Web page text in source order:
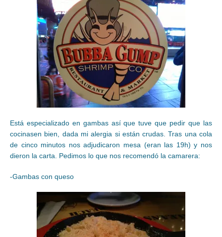
Está especializado en gambas así que tuve que pedir que las
cocinasen bien, dada mi alergia si están crudas. Tras una cola
de cinco minutos nos adjudicaron mesa (eran las 19h) y nos
dieron la carta. Pedimos lo que nos recomendó la camarera:
-Gambas con queso